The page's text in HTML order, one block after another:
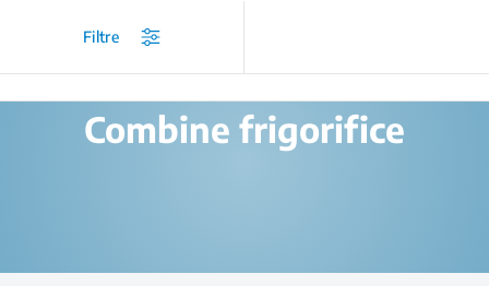
Frigidere si Combine frigorifice
Combine frigorifice
Filtre